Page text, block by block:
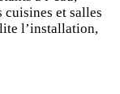
cuisines et salles
l’installation,